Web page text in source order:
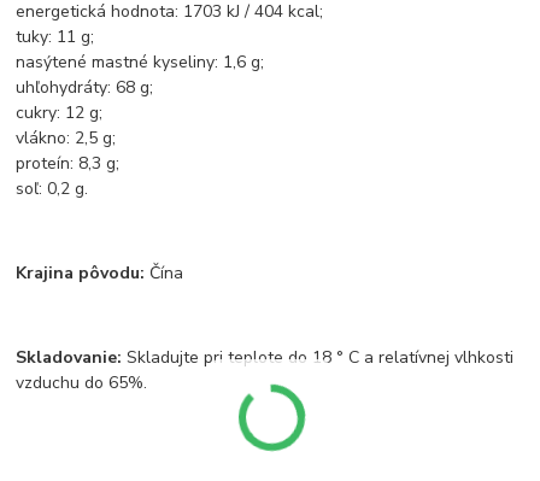
energetická hodnota: 1703 kJ / 404 kcal;
tuky: 11 g;
nasýtené mastné kyseliny: 1,6 g;
uhľohydráty: 68 g;
cukry: 12 g;
vlákno: 2,5 g;
proteín: 8,3 g;
soľ: 0,2 g.
Krajina pôvodu: Čína
Skladovanie: Skladujte pri teplote do 18 ° C a relatívnej vlhkosti
vzduchu do 65%.